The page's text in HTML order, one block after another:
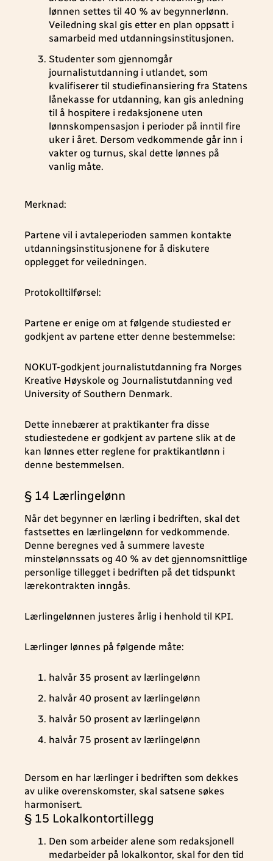
lønnen settes til 40 % av begynnerlønn.
Veiledning skal gis etter en plan oppsatt i
samarbeid med utdanningsinstitusjonen.
Studenter som gjennomgår
journalistutdanning i utlandet, som
kvalifiserer til studiefinansiering fra Statens
lånekasse for utdanning, kan gis anledning
til å hospitere i redaksjonene uten
lønnskompensasjon i perioder på inntil fire
uker i året. Dersom vedkommende går inn i
vakter og turnus, skal dette lønnes på
vanlig måte.
Merknad:
Partene vil i avtaleperioden sammen kontakte
utdanningsinstitusjonene for å diskutere
opplegget for veiledningen.
Protokolltilførsel:
Partene er enige om at følgende studiested er
godkjent av partene etter denne bestemmelse:
NOKUT-godkjent journalistutdanning fra Norges
Kreative Høyskole og Journalistutdanning ved
University of Southern Denmark.
Dette innebærer at praktikanter fra disse
studiestedene er godkjent av partene slik at de
kan lønnes etter reglene for praktikantlønn i
denne bestemmelsen.
§ 14 Lærlingelønn
Når det begynner en lærling i bedriften, skal det
fastsettes en lærlingelønn for vedkommende.
Denne beregnes ved å summere laveste
minstelønnssats og 40 % av det gjennomsnittlige
personlige tillegget i bedriften på det tidspunkt
lærekontrakten inngås.
Lærlingelønnen justeres årlig i henhold til KPI.
Lærlinger lønnes på følgende måte:
halvår 35 prosent av lærlingelønn
halvår 40 prosent av lærlingelønn
halvår 50 prosent av lærlingelønn
halvår 75 prosent av lærlingelønn
Dersom en har lærlinger i bedriften som dekkes
av ulike overenskomster, skal satsene søkes
harmonisert.
§ 15 Lokalkontortillegg
Den som arbeider alene som redaksjonell
medarbeider på lokalkontor, skal for den tid